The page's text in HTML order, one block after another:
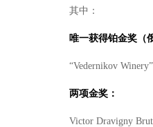
其中：
唯一获得铂金奖（
“Vedernikov
两项金奖 ：
Victor Dravigny